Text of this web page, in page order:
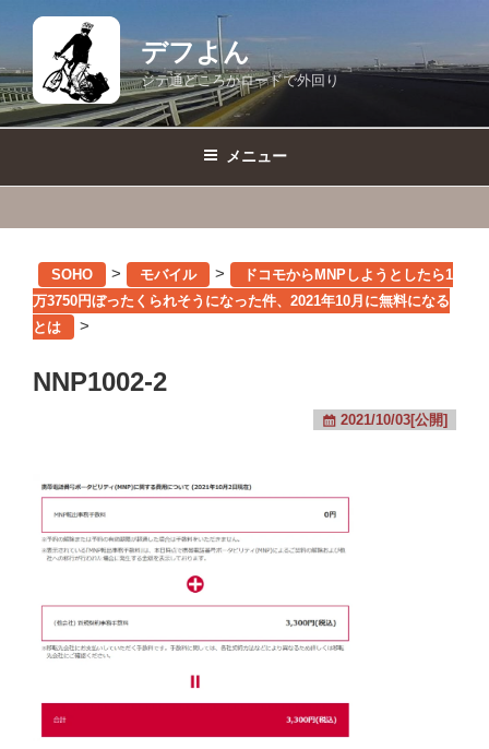
テ
ン
ツ
デフよん
ジテ通どころかロードで外回り
メニュー
SOHO > モバイル >
ドコモからMNPしようとしたら1
万3750円ぼったくられそうになった件、2021年10月に無料になる
とは
>
NNP1002-2
2021/10/03[公開]